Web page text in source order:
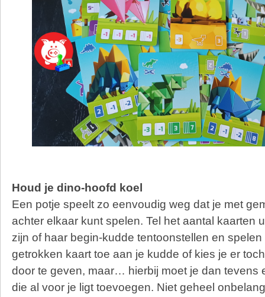
Houd je dino-hoofd koel
Een potje speelt zo eenvoudig weg dat je met
achter elkaar kunt spelen. Tel het aantal kaarten
zijn of haar begin-kudde tentoonstellen en
getrokken kaart toe aan je kudde of kies je er
door te geven, maar… hierbij moet je dan tevens
die al voor je ligt toevoegen. Niet geheel